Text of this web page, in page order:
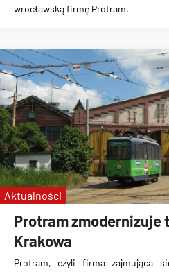
wrocławskąfirmę Protram.
Protram zmodernizuje
Krakowa
Protram, czyli firma zajmująca
Aktualności